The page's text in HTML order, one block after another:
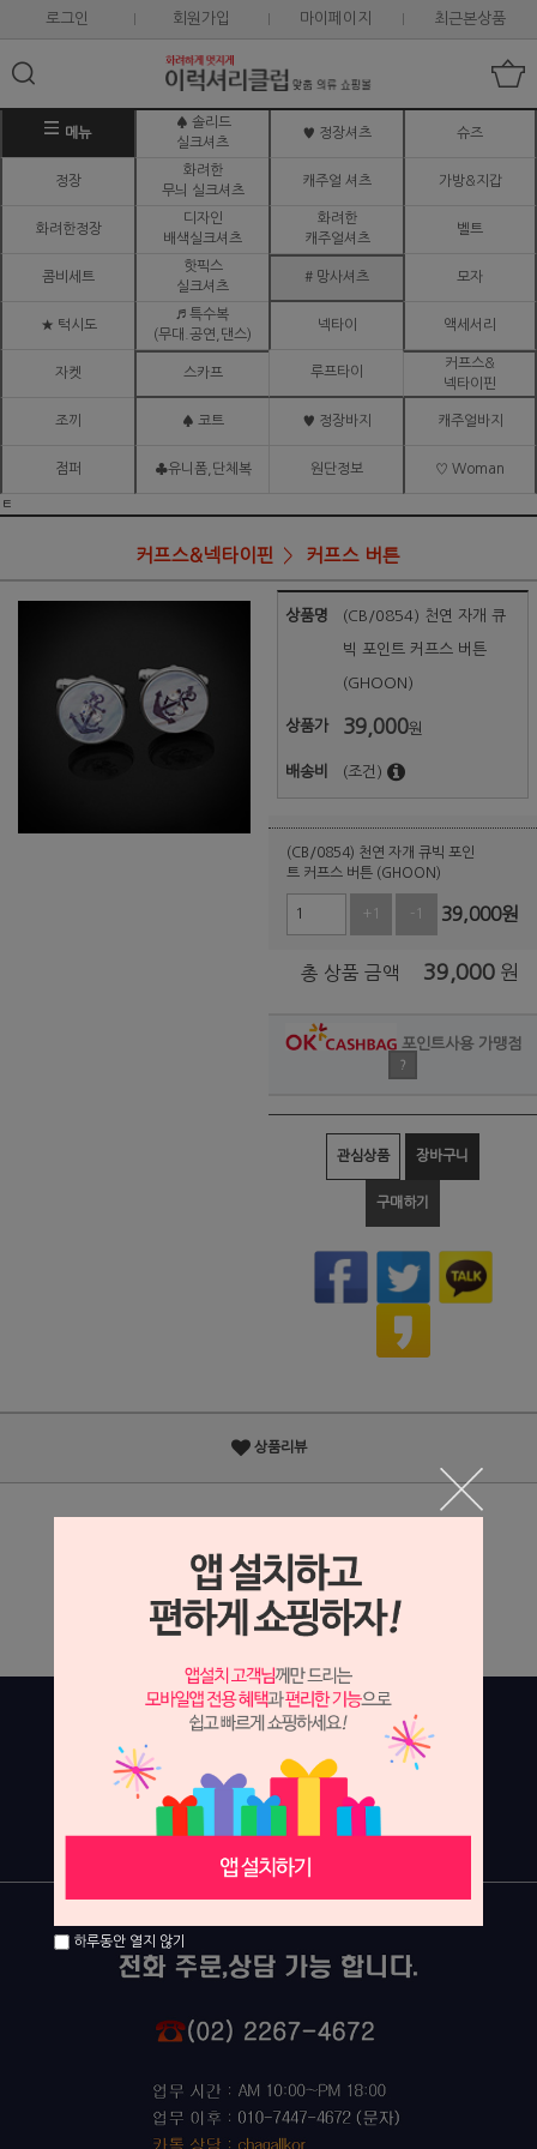
로그인 회원가입 마이페이지 최근본상품
메뉴
♠ 솔리드
실크셔츠
♥ 정장셔츠 슈즈
정장
화려한
무늬 실크셔츠
캐주얼 셔츠 가방&지갑
화려한정장
디자인
배색실크셔츠
화려한
캐주얼셔츠
벨트
콤비세트
핫픽스
실크셔츠
# 망사셔츠 모자
★ 턱시도
♬ 특수복
(무대.공연,댄스)
넥타이 액세서리
자켓 스카프 루프타이
커프스&
넥타이핀
조끼 ♠ 코트 ♥ 정장바지 캐주얼바지
점퍼 ♣유니폼,단체복 원단정보 ♡ Woman
ㅌ
커프스&넥타이핀 커프스 버튼
상품명 (CB/0854) 천연 자개 큐
빅 포인트 커프스 버튼
(GHOON)
상품가 39,000원
배송비 (조건)
(CB/0854) 천연 자개 큐빅 포인
트 커프스 버튼 (GHOON)
+1 -1 39,000원
총 상품 금액 39,000 원
포인트사용 가맹점
?
관심상품 장바구니
구매하기
상품리뷰
상세 정보를 확대해 보실 수 있습니다.
하루동안 열지 않기